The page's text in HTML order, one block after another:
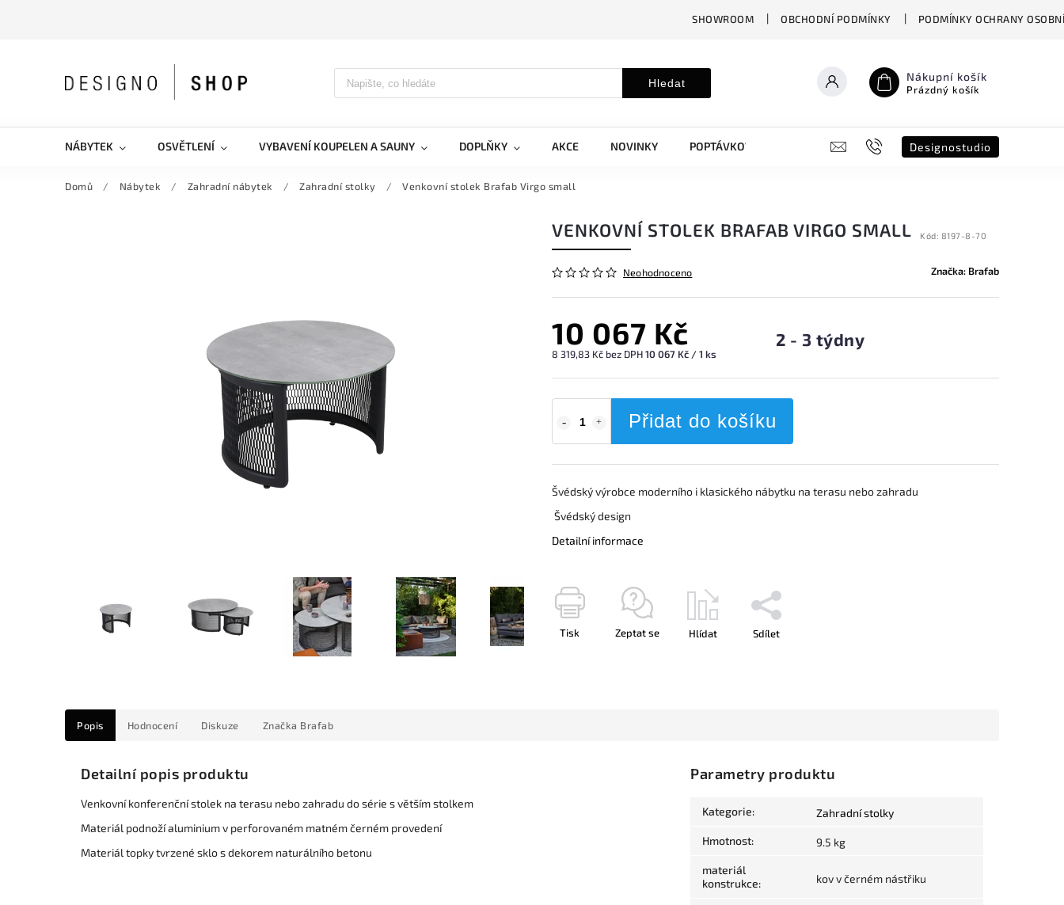
SHOWROOM OBCHODNÍ PODMÍNKY PODMÍNKY OCHRANY
Hledat Nákupní košík
Prázdný košík
NÁBYTEK OSVĚTLENÍ VYBAVENÍ KOUPELEN A SAUNY DOPLŇKY AKCE NOVINKY POPTÁVKOVÝ FORMULÁŘ B2B SHOWROOM
Designostudio
Domů / Nábytek / Zahradní nábytek / Zahradní stolky / Venkovní stolek Brafab Virgo small
VENKOVNÍ STOLEK BRAFAB VIRGO SMALL Kód: 8197-8-70
Neohodnoceno Značka: Brafab
10 067 Kč
8 319,83 Kč bez DPH10 067 Kč / 1 ks
2 - 3 týdny
Přidat do košíku
Švédský výrobce moderního i klasického nábytku na terasu nebo zahradu
Švédský design
Detailní informace
Tisk Zeptat se Hlídat Sdílet
Popis Hodnocení Diskuze Značka Brafab
Detailní popis produktu
Venkovní konferenční stolek na terasu nebo zahradu do série s větším stolkem
Materiál podnoží aluminium v perforovaném matném černém provedení
Materiál topky tvrzené sklo s dekorem naturálního betonu
Parametry produktu
Kategorie: Zahradní stolky
Hmotnost: 9.5 kg
materiál
konstrukce: kov v černém nástřiku